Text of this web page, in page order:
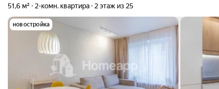
51,6 м² 2-комн. квартира 2 этаж из 25
новостройка